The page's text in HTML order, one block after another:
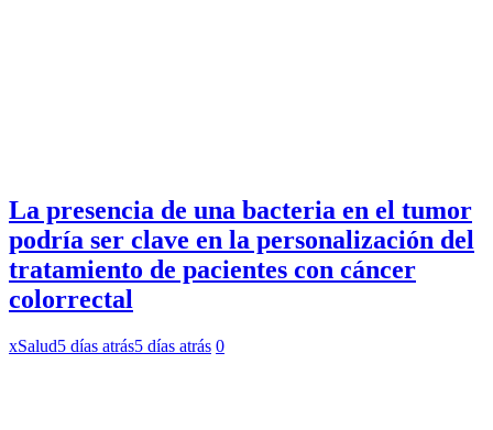
La presencia de una bacteria en el tumor
podría ser clave en la personalización del
tratamiento de pacientes con cáncer
colorrectal
xSalud5 días atrás5 días atrás 0